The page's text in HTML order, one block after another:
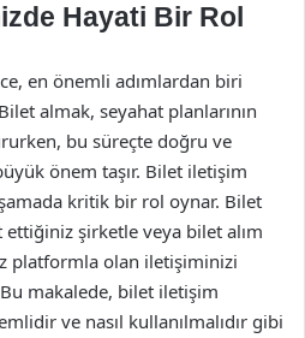
Hayati Bir Rol
en önemli adımlardan biri
almak, seyahat planlarının
bu süreçte doğru ve
önem taşır. Bilet iletişim
kritik bir rol oynar. Bilet
ettiğiniz şirketle veya bilet alım
platformla olan iletişiminizi
makalede, bilet iletişim
ve nasıl kullanılmalıdır gibi